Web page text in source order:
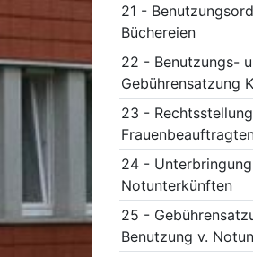
21 -
Büchereien
22 - Benutzungs-
Gebührensatzung
23 -
24 -
Notunterkünften
25 -
Benutzung v.